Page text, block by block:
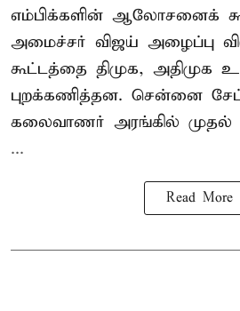
எம்பிக்களின் ஆலோசனைக்
அமைச்சர் விஜய் அழைப்பு
கூட்டத்தை திமுக, அதிமுக
புறக்கணித்தன. சென்னை
கலைவாணர் அரங்கில் முதல்
...
Read More